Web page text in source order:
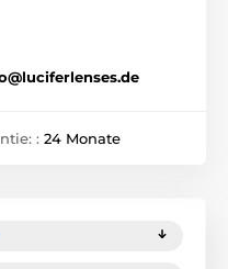
: 24 Monate